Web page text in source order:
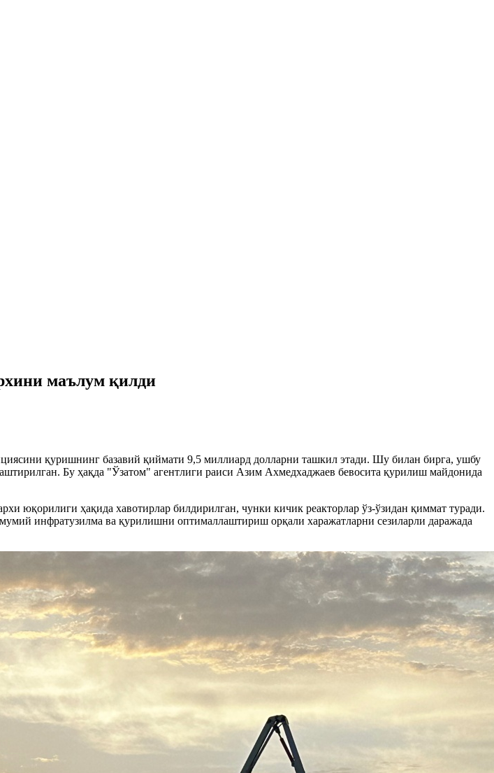
маълум қилди
қуришнинг базавий қиймати 9,5 миллиард долларни ташкил этади. Шу билан бирга, ушбу
Бу ҳақда "Ўзатом" агентлиги раиси Азим Ахмедхаджаев бевосита қурилиш майдонида
юқорилиги ҳақида хавотирлар билдирилган, чунки кичик реакторлар ўз-ўзидан қиммат туради.
инфратузилма ва қурилишни оптималлаштириш орқали харажатларни сезиларли даражада